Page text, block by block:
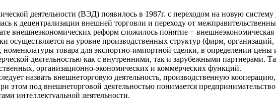
деятельности (ВЭД) появилось в 1987г. с переходом на новую
к децентрализации внешней торговли и переходу от
внешнеэкономических реформ сложилось понятие − внешнеэкономическая
осуществляется на уровне производственных структур (фирм,
номенклатуры товара для экспортно-импортной сделки, в определении цены
деятельностью как с внутренними, так и зарубежными партнерами.
организационно-экономических и коммерческих функций.
назвать внешнеторговую деятельность, производственную
этом под внешнеторговой деятельностью понимается
интеллектуальной деятельности.